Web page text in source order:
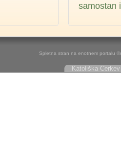
samostan
Spletna stran na enotnem portalu
Katoliška